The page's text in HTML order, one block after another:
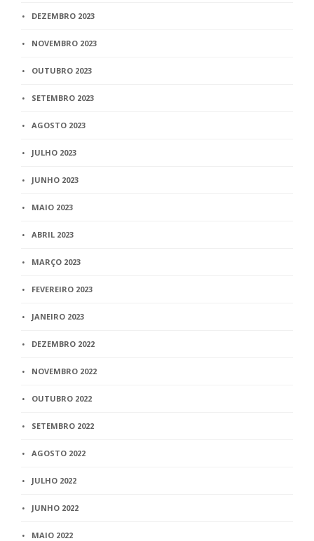
DEZEMBRO 2023
NOVEMBRO 2023
OUTUBRO 2023
SETEMBRO 2023
AGOSTO 2023
JULHO 2023
JUNHO 2023
MAIO 2023
ABRIL 2023
MARÇO 2023
FEVEREIRO 2023
JANEIRO 2023
DEZEMBRO 2022
NOVEMBRO 2022
OUTUBRO 2022
SETEMBRO 2022
AGOSTO 2022
JULHO 2022
JUNHO 2022
MAIO 2022